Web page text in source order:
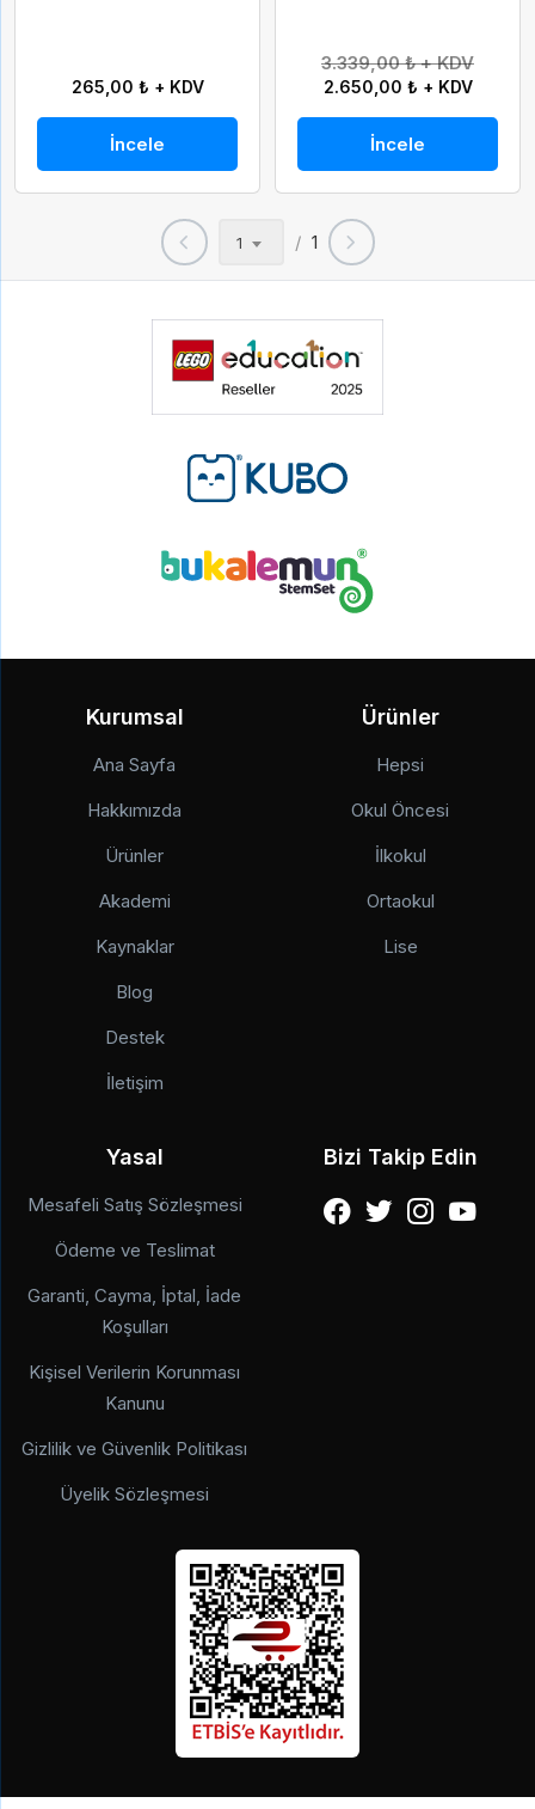
265,00 ₺ + KDV
İncele
3.339,00 ₺ + KDV
2.650,00 ₺ + KDV
İncele
1 / 1
Kurumsal
Ana Sayfa
Hakkımızda
Ürünler
Akademi
Kaynaklar
Blog
Destek
İletişim
Ürünler
Hepsi
Okul Öncesi
İlkokul
Ortaokul
Lise
Yasal
Mesafeli Satış Sözleşmesi
Ödeme ve Teslimat
Garanti, Cayma, İptal, İade
Koşulları
Kişisel Verilerin Korunması
Kanunu
Gizlilik ve Güvenlik Politikası
Üyelik Sözleşmesi
Bizi Takip Edin